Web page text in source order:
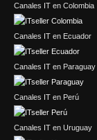
Canales IT en Colombia
Canales IT en Ecuador
Canales IT en Paraguay
Canales IT en Perú
Canales IT en Uruguay